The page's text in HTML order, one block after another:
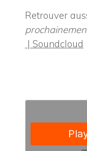
Retrouver
| Soundcloud